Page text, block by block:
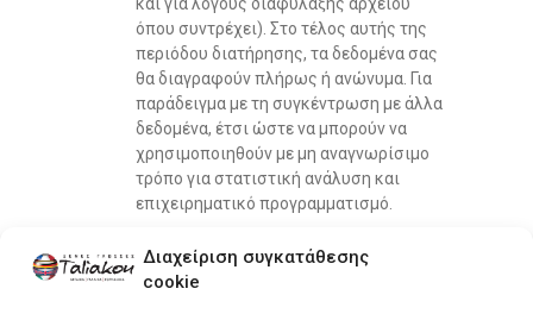
Διαχείριση συγκατάθεσης
cookie
και για λόγους διαφύλαξης αρχείου
όπου συντρέχει). Στο τέλος αυτής της
περιόδου διατήρησης, τα δεδομένα σας
θα διαγραφούν πλήρως ή ανώνυμα. Για
παράδειγμα με τη συγκέντρωση με άλλα
δεδομένα, έτσι ώστε να μπορούν να
χρησιμοποιηθούν με μη αναγνωρίσιμο
τρόπο για στατιστική ανάλυση και
επιχειρηματικό προγραμματισμό.
διατήρησης Δεδομένων πελατών: